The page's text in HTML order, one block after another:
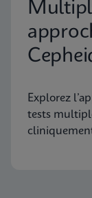
Explorez
tests